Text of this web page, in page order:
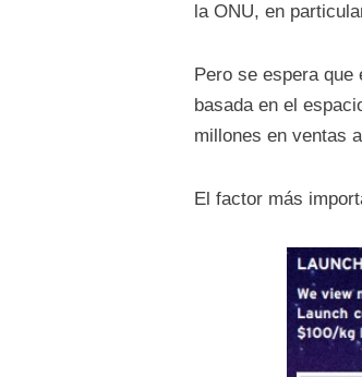
la ONU, en
Pero se espera
basada en el
millones en ventas
El factor más